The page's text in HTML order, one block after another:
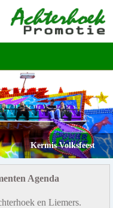
Kermis Volksfeest
Agenda
en Liemers.